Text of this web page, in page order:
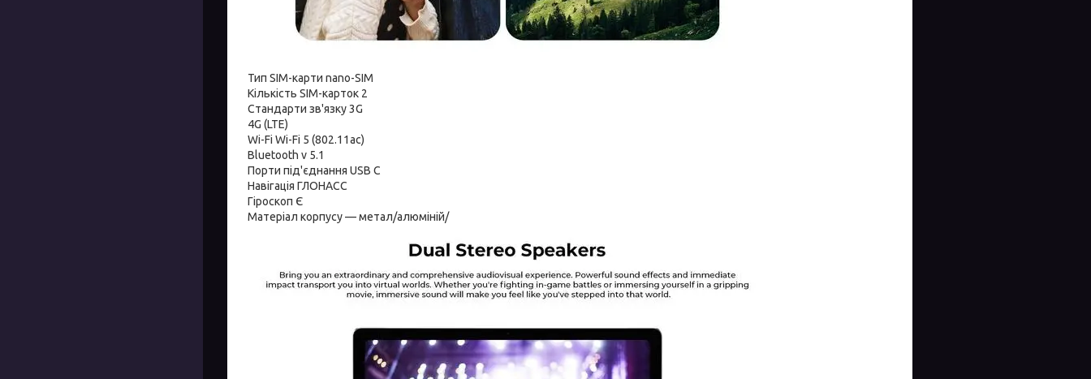
Тип SIM-карти nano-SIM
Кількість SIM-карток 2
Стандарти зв'язку 3G
4G (LTE)
Wi-Fi Wi-Fi 5 (802.11aс)
Bluetooth v 5.1
Порти під'єднання USB C
Навігація ГЛОНАСС
Гіроскоп Є
Матеріал корпусу — метал/алюміній/